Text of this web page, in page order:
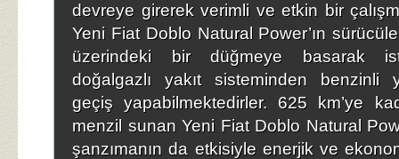
devreye girerek verimli ve etkin bir
Yeni Fiat Doblo Natural Power’ın
üzerindeki bir düğmeye basarak
doğalgazlı yakıt sisteminden benzinli
geçiş yapabilmektedirler. 625 km’ye
menzil sunan Yeni Fiat Doblo Natural
şanzımanın da etkisiyle enerjik ve